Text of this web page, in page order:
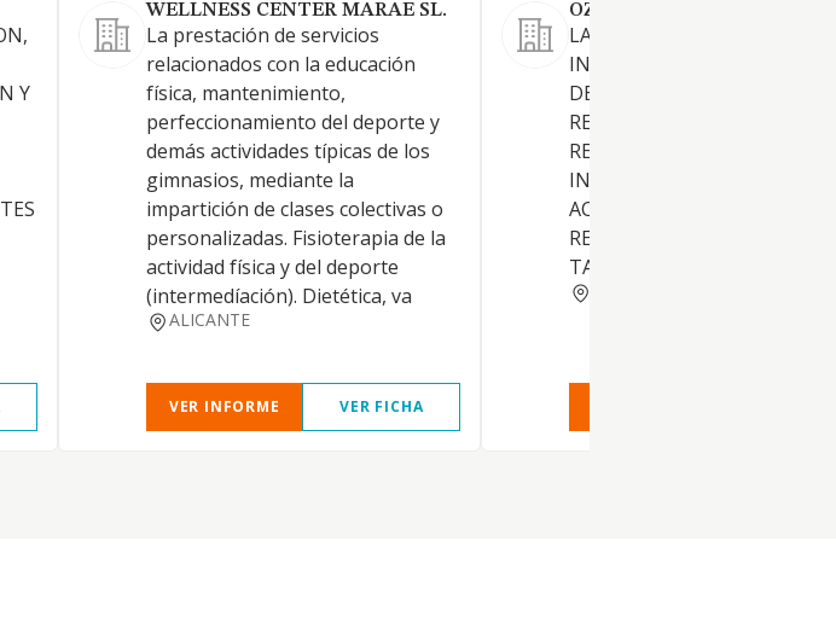
Y
WELLNESS CENTER MARAE SL.
La prestación de servicios
relacionados con la educación
física, mantenimiento,
perfeccionamiento del deporte y
demás actividades típicas de los
gimnasios, mediante la
impartición de clases colectivas o
personalizadas. Fisioterapia de la
actividad física y del deporte
(intermedíación). Dietética, va
ALICANTE
VER INFORME VER FICHA
OZONE BOWLING
LA CONSTRUCCION,
INSTALACION Y/O
DE COMPLEJOS DEPORTIVO,
RECREATIVOS Y/O DE
RESTAURACION, EN LOS
INCLUYAN Y CONEXION EN
ACTIVIDADES DEPORTIVAS,
RECREATIVAS Y DE
TALES COMO BOLERAS,